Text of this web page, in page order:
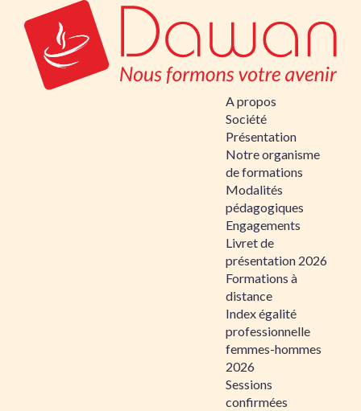
A propos
Société
Présentation
Notre organisme
de formations
Modalités
pédagogiques
Engagements
Livret de
présentation 2026
Formations à
distance
Index égalité
professionnelle
femmes-hommes
2026
Sessions
confirmées